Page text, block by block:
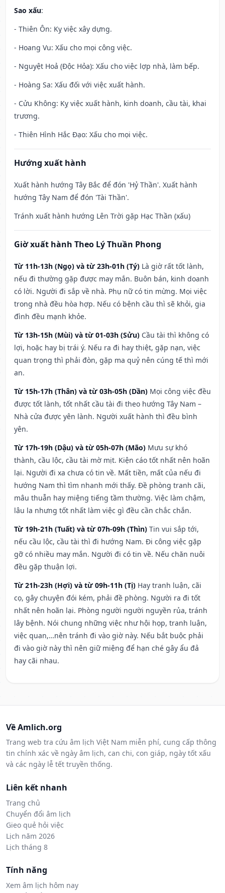
Sao xấu:
- Thiên Ôn: Kỵ việc xây dựng.
- Hoang Vu: Xấu cho mọi công việc.
- Nguyệt Hoả (Độc Hỏa): Xấu cho việc lợp nhà, làm bếp.
- Hoàng Sa: Xấu đối với việc xuất hành.
- Cửu Không: Kỵ việc xuất hành, kinh doanh, cầu tài, khai
trương.
- Thiên Hình Hắc Đạo: Xấu cho mọi việc.
Hướng xuất hành
Xuất hành hướng Tây Bắc để đón 'Hỷ Thần'. Xuất hành
hướng Tây Nam để đón 'Tài Thần'.
Tránh xuất hành hướng Lên Trời gặp Hạc Thần (xấu)
Giờ xuất hành Theo Lý Thuần Phong
Từ 11h-13h (Ngọ) và từ 23h-01h (Tý) Là giờ rất tốt lành,
nếu đi thường gặp được may mắn. Buôn bán, kinh doanh
có lời. Người đi sắp về nhà. Phụ nữ có tin mừng. Mọi việc
trong nhà đều hòa hợp. Nếu có bệnh cầu thì sẽ khỏi, gia
đình đều mạnh khỏe.
Từ 13h-15h (Mùi) và từ 01-03h (Sửu) Cầu tài thì không có
lợi, hoặc hay bị trái ý. Nếu ra đi hay thiệt, gặp nạn, việc
quan trọng thì phải đòn, gặp ma quỷ nên cúng tế thì mới
an.
Từ 15h-17h (Thân) và từ 03h-05h (Dần) Mọi công việc đều
được tốt lành, tốt nhất cầu tài đi theo hướng Tây Nam –
Nhà cửa được yên lành. Người xuất hành thì đều bình
yên.
Từ 17h-19h (Dậu) và từ 05h-07h (Mão) Mưu sự khó
thành, cầu lộc, cầu tài mờ mịt. Kiện cáo tốt nhất nên hoãn
lại. Người đi xa chưa có tin về. Mất tiền, mất của nếu đi
hướng Nam thì tìm nhanh mới thấy. Đề phòng tranh cãi,
mâu thuẫn hay miệng tiếng tầm thường. Việc làm chậm,
lâu la nhưng tốt nhất làm việc gì đều cần chắc chắn.
Từ 19h-21h (Tuất) và từ 07h-09h (Thìn) Tin vui sắp tới,
nếu cầu lộc, cầu tài thì đi hướng Nam. Đi công việc gặp
gỡ có nhiều may mắn. Người đi có tin về. Nếu chăn nuôi
đều gặp thuận lợi.
Từ 21h-23h (Hợi) và từ 09h-11h (Tị) Hay tranh luận, cãi
cọ, gây chuyện đói kém, phải đề phòng. Người ra đi tốt
nhất nên hoãn lại. Phòng người người nguyền rủa, tránh
lây bệnh. Nói chung những việc như hội họp, tranh luận,
việc quan,…nên tránh đi vào giờ này. Nếu bắt buộc phải
đi vào giờ này thì nên giữ miệng để hạn ché gây ẩu đả
hay cãi nhau.
Về Amlich.org
Trang web tra cứu âm lịch Việt Nam miễn phí, cung cấp thông
tin chính xác về ngày âm lịch, can chi, con giáp, ngày tốt xấu
và các ngày lễ tết truyền thống.
Liên kết nhanh
Trang chủ
Chuyển đổi âm lịch
Gieo quẻ hỏi việc
Lịch năm 2026
Lịch tháng 8
Tính năng
Xem âm lịch hôm nay